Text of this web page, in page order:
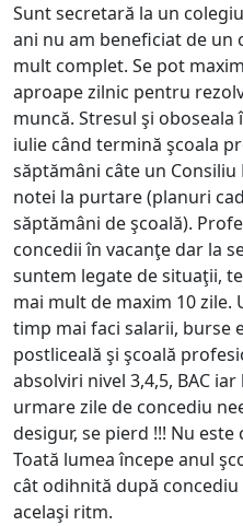
Sunt secretară la un
ani nu am beneficiat de un
mult complet. Se pot
aproape zilnic pentru
muncă. Stresul şi
iulie când termină şcoala
săptămâni câte un
notei la purtare (planuri
săptămâni de şcoală).
concedii în vacanţe dar la
suntem legate de situaţii,
mai mult de maxim 10
timp mai faci salarii, burse
postliceală şi şcoală
absolviri nivel 3,4,5, BAC
urmare zile de concediu
desigur, se pierd !!! Nu
Toată lumea începe anul
cât odihnită după
acelaşi ritm.